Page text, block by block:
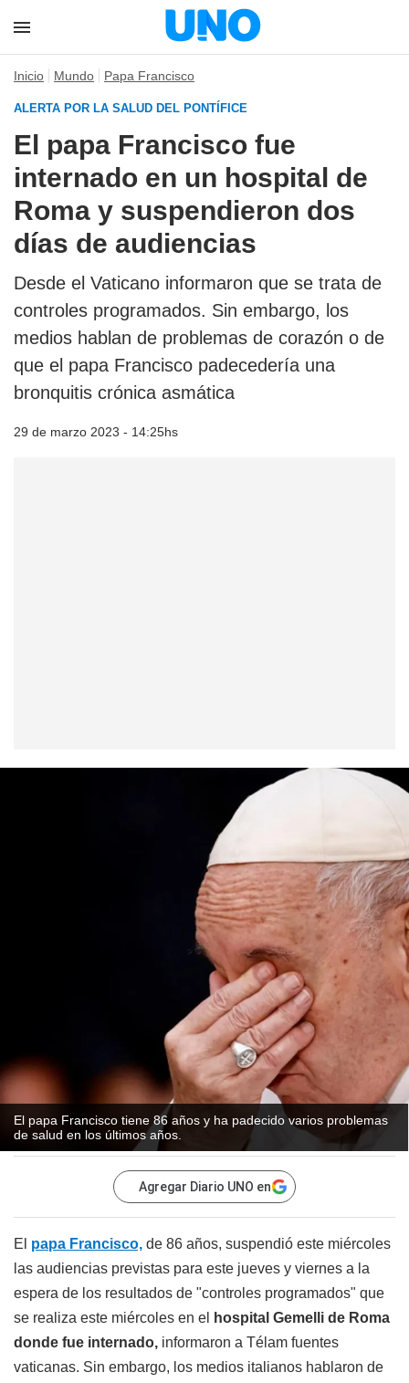
Inicio Mundo Papa Francisco
ALERTA POR LA SALUD DEL PONTÍFICE
El papa Francisco fue
internado en un hospital de
Roma y suspendieron dos
días de audiencias
Desde el Vaticano informaron que se trata de
controles programados. Sin embargo, los
medios hablan de problemas de corazón o de
que el papa Francisco padecedería una
bronquitis crónica asmática
29 de marzo 2023 - 14:25hs
El papa Francisco tiene 86 años y ha padecido varios problemas
de salud en los últimos años.
Agregar Diario UNO en
El papa Francisco, de 86 años, suspendió este miércoles
las audiencias previstas para este jueves y viernes a la
espera de los resultados de "controles programados" que
se realiza este miércoles en el
hospital Gemelli de Roma
donde fue internado, informaron a Télam fuentes
vaticanas. Sin embargo, los medios italianos hablaron de